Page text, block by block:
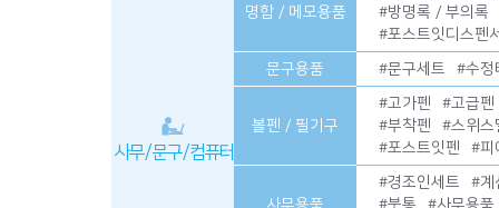
사무 / 문구 / 컴퓨터
명함 / 메모용품
#방명록 / 부의록
#포스트잇디스펜
문구용품
#문구세트 #수정
볼펜 / 필기구
#고가펜 #고급펜
#부착펜 #스위스
#포스트잇펜 #피
#경조인세트 #계